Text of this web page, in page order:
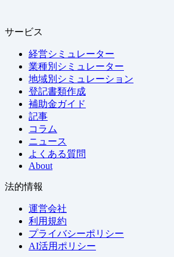
サービス
経営シミュレーター
業種別シミュレーター
地域別シミュレーション
登記書類作成
補助金ガイド
記事
コラム
ニュース
よくある質問
About
法的情報
運営会社
利用規約
プライバシーポリシー
AI活用ポリシー